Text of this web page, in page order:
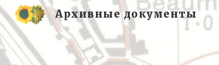
Архивные документы